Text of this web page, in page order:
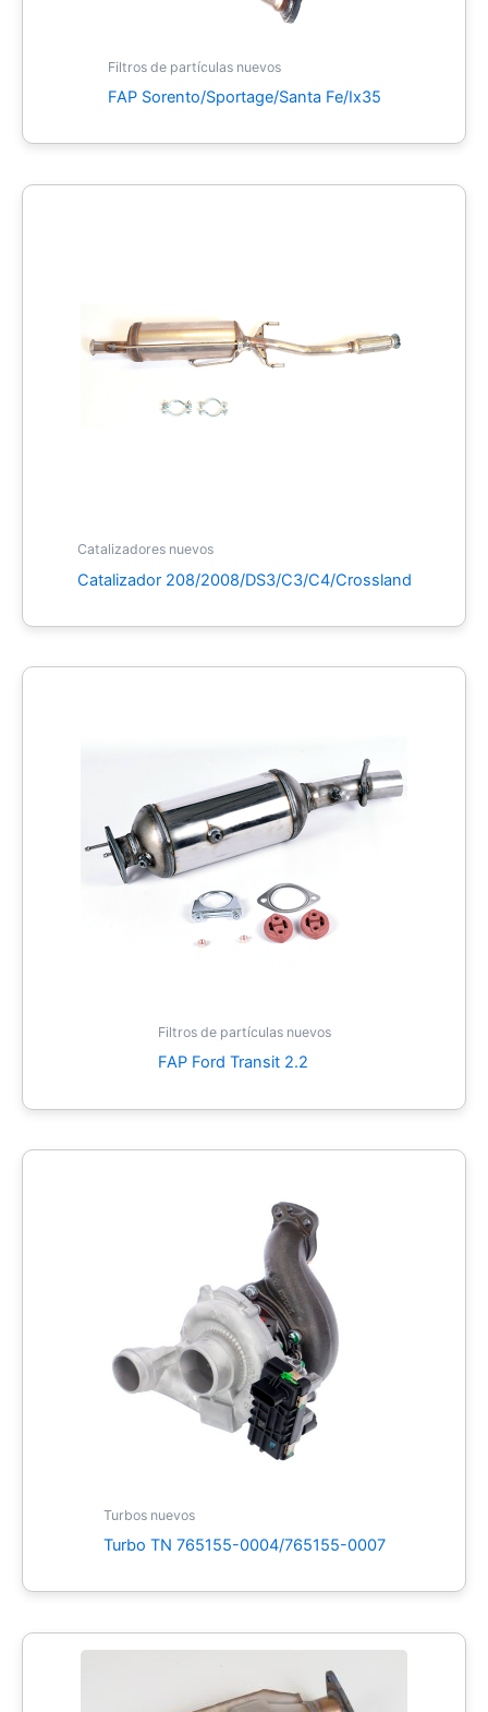
Filtros de partículas nuevos
FAP Sorento/Sportage/Santa Fe/Ix35
Catalizadores nuevos
Catalizador 208/2008/DS3/C3/C4/Crossland
Filtros de partículas nuevos
FAP Ford Transit 2.2
Turbos nuevos
Turbo TN 765155-0004/765155-0007